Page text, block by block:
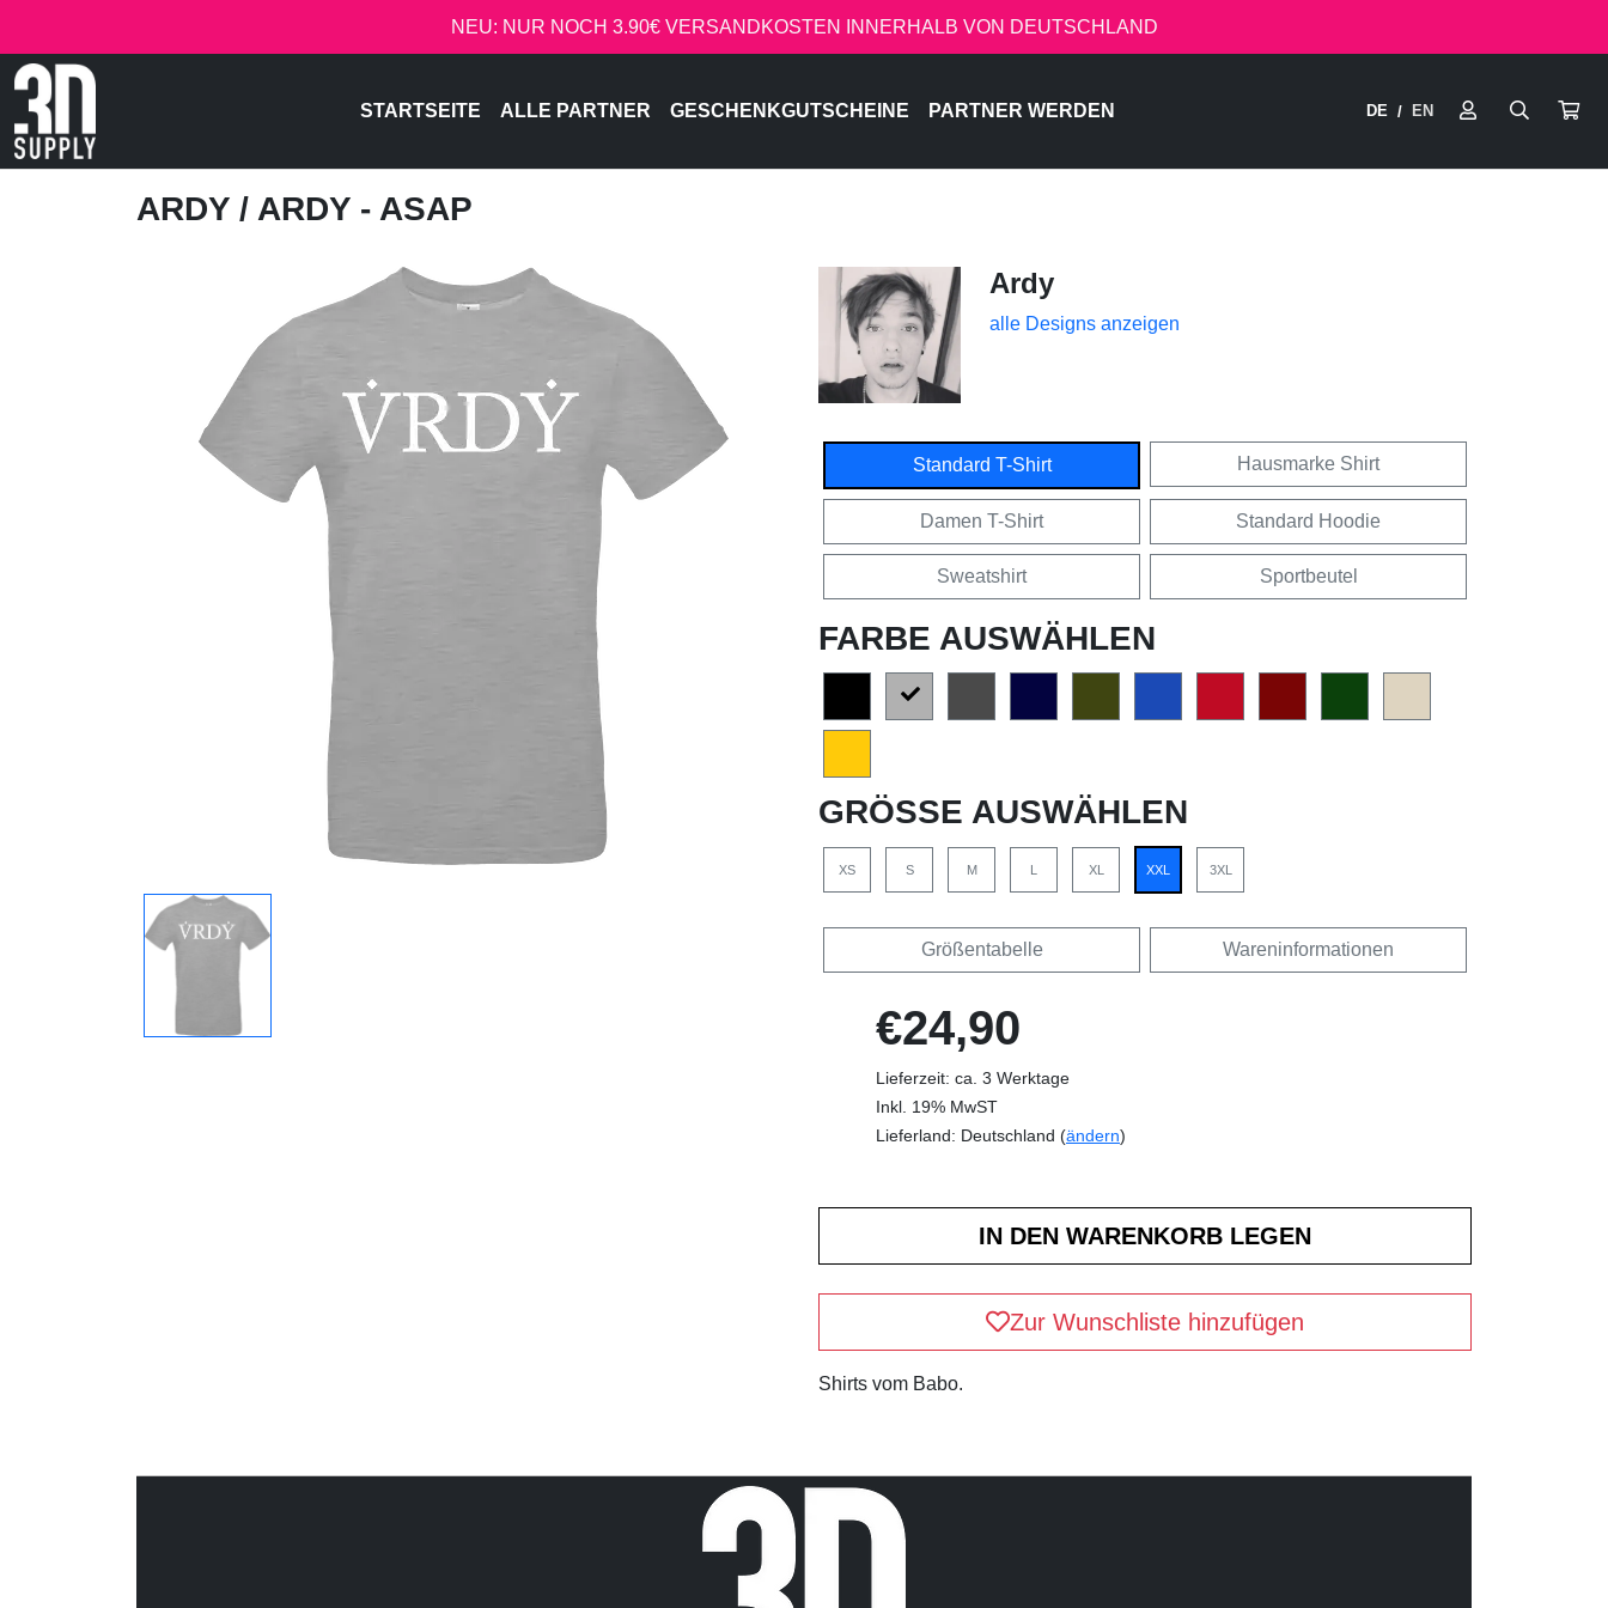
NEU: NUR NOCH 3.90€ VERSANDKOSTEN INNERHALB VON DEUTSCHLAND
STARTSEITE ALLE PARTNER GESCHENKGUTSCHEINE PARTNER WERDEN DE / EN
ARDY / ARDY - ASAP
Ardy
alle Designs anzeigen
Standard T-Shirt Hausmarke Shirt
Damen T-Shirt Standard Hoodie
Sweatshirt Sportbeutel
FARBE AUSWÄHLEN
GRÖSSE AUSWÄHLEN
XS S M L XL XXL 3XL
Größentabelle Wareninformationen
€24,90
Lieferzeit: ca. 3 Werktage
Inkl. 19% MwST
Lieferland: Deutschland (ändern)
Zur Wunschliste hinzufügen
Shirts vom Babo.